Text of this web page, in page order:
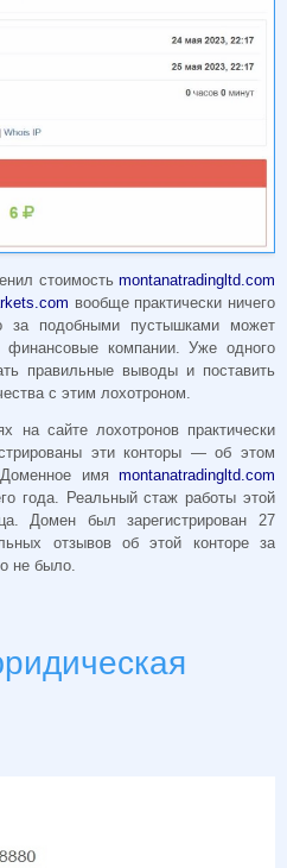
стоимость montanatradingltd.com
вообще практически ничего
за подобными пустышками может
финансовые компании. Уже одного
правильные выводы и поставить
с этим лохотроном.
на сайте лохотронов практически
эти конторы — об этом
имя montanatradingltd.com
года. Реальный стаж работы этой
Домен был зарегистрирован 27
отзывов об этой конторе за
не было.